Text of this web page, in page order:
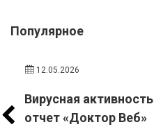
Популярное
12.05.2026
Вирусная
отчет «Доктор Веб»